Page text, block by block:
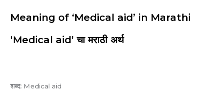
Meaning of ‘Medical aid’ in Marathi
‘Medical aid’ चा मराठी अर्थ
शब्द: Medical aid